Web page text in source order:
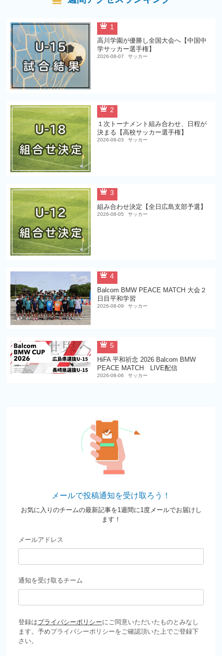
1
高川学園が優勝し全国大会へ【中国中
学サッカー選手権】
2026-08-07 サッカー
2
１次トーナメント組み合わせ、日程が
決まる【高校サッカー選手権】
2026-08-03 サッカー
3
組み合わせ決定【全日広島支部予選】
2026-08-05 サッカー
4
Balcom BMW PEACE MATCH 大会２
日目平和学習
2026-08-09 サッカー
5
HiFA 平和祈念 2026 Balcom BMW
PEACE MATCH LIVE配信
2026-08-06 サッカー
メールで投稿通知を受け取ろう！
お気に入りのチームの最新記事を1週間に1度メールでお届けし
ます！
メールアドレス
通知を受け取るチーム
登録はプライバシーポリシーにご同意いただいたものとみなし
ます。予めプライバシーポリシーをご確認頂いた上でご登録下
さい。